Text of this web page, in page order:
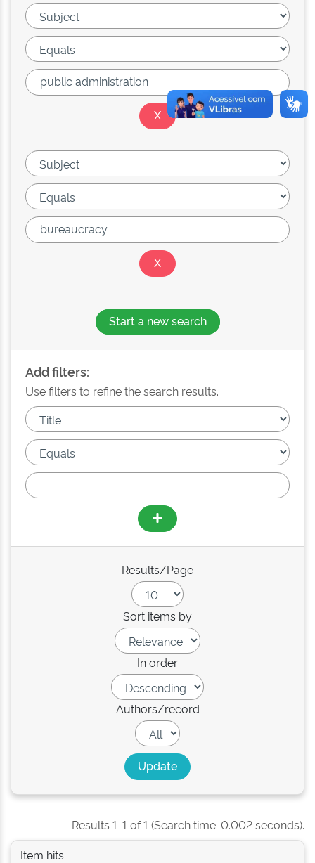
Start a new search
Add filters:
Use filters to refine the search results.
Results/Page
Sort items by
In order
Authors/record
Results 1-1 of 1 (Search time: 0.002 seconds).
Item hits: